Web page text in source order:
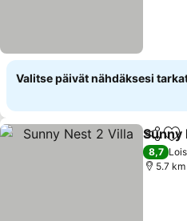
Valitse päivät nähdäksesi
Jaa
Sunny
8,7
5.7